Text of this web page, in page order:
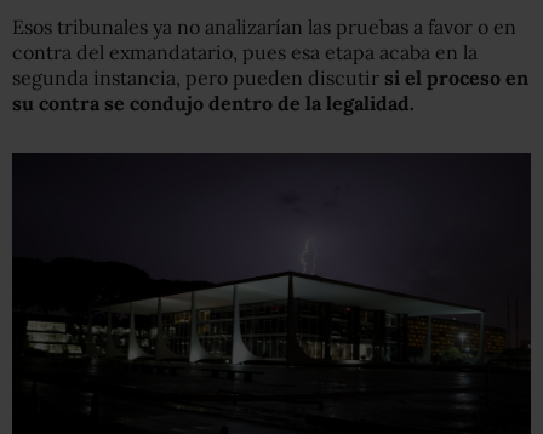
Esos tribunales ya no analizarían las pruebas a favor o en
contra del exmandatario, pues esa etapa acaba en la
segunda instancia, pero pueden discutir si el proceso en
su contra se condujo dentro de la legalidad.